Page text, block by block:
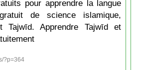
pour apprendre la langue
de science islamique,
Tajwīd. Apprendre Tajwīd et
?p=364